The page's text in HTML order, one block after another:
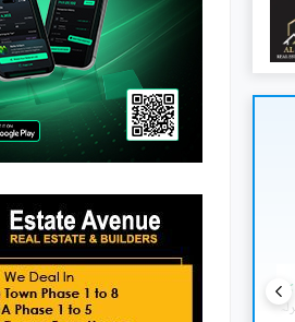
فلیٹ
2.02 کروڑ
6.6 مرلہ
دکانات